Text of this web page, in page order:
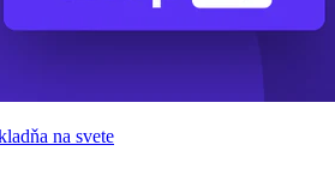
na svete